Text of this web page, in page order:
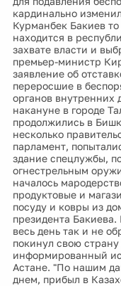
кардинально
Курманбек Бакиев
находится в
захвате власти и
премьер-министр
заявление об
переросшие в
органов внутренних
накануне в городе
продолжились в
несколько
парламент,
здание спецлужбы,
огнестрельным
началось
продуктовые и
посуду и ковры из
президента
весь день так и не
покинул свою
информированный
Астане. "По нашим
днем, прибыл в